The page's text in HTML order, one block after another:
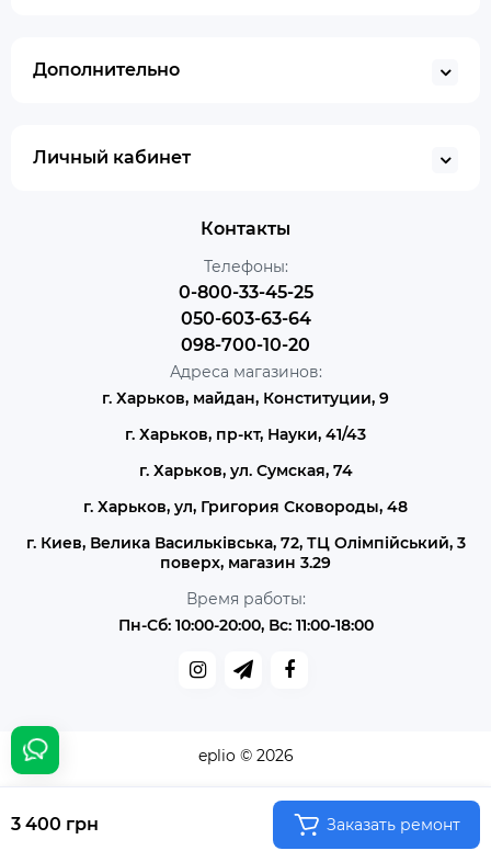
3 400 грн Заказать ремонт
Дополнительно
Личный кабинет
Контакты
Телефоны:
0-800-33-45-25
050-603-63-64
098-700-10-20
Адреса магазинов:
г. Харьков, майдан, Конституции, 9
г. Харьков, пр-кт, Науки, 41/43
г. Харьков, ул. Сумская, 74
г. Харьков, ул, Григория Сковороды, 48
г. Киев, Велика Васильківська, 72, ТЦ Олімпійський, 3
поверх, магазин 3.29
Время работы:
Пн-Сб: 10:00-20:00, Вс: 11:00-18:00
eplio © 2026